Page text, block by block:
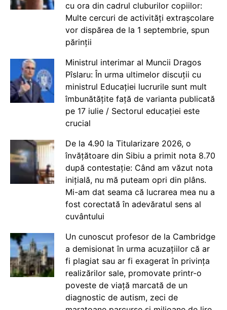
cu ora din cadrul cluburilor copiilor:
Multe cercuri de activități extrașcolare
vor dispărea de la 1 septembrie, spun
părinții
Ministrul interimar al Muncii Dragos
Pîslaru: În urma ultimelor discuții cu
ministrul Educației lucrurile sunt mult
îmbunătățite față de varianta publicată
pe 17 iulie / Sectorul educației este
crucial
De la 4.90 la Titularizare 2026, o
învățătoare din Sibiu a primit nota 8.70
după contestație: Când am văzut nota
inițială, nu mă puteam opri din plâns.
Mi-am dat seama că lucrarea mea nu a
fost corectată în adevăratul sens al
cuvântului
Un cunoscut profesor de la Cambridge
a demisionat în urma acuzațiilor că ar
fi plagiat sau ar fi exagerat în privința
realizărilor sale, promovate printr-o
poveste de viață marcată de un
diagnostic de autism, zeci de